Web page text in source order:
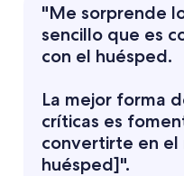
"Me sorprende
sencillo que es
con el huésped.
La mejor forma
críticas es
convertirte en
huésped]".